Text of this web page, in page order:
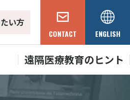
い方
CONTACT ENGLISH
遠隔医療教育のヒント